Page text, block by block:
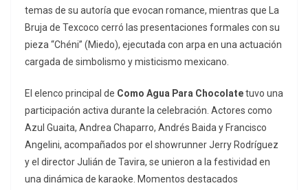
temas de su autoría que evocan romance, mientras que La
Bruja de Texcoco cerró las presentaciones formales con su
pieza “Chéni” (Miedo), ejecutada con arpa en una actuación
cargada de simbolismo y misticismo mexicano.
El elenco principal de Como Agua Para Chocolatetuvo una
participación activa durante la celebración. Actores como
Azul Guaita, Andrea Chaparro, Andrés Baida y Francisco
Angelini, acompañados por el showrunnerJerry Rodríguez
y el director Julián de Tavira, se unieron a la festividad en
una dinámica de karaoke. Momentos destacados